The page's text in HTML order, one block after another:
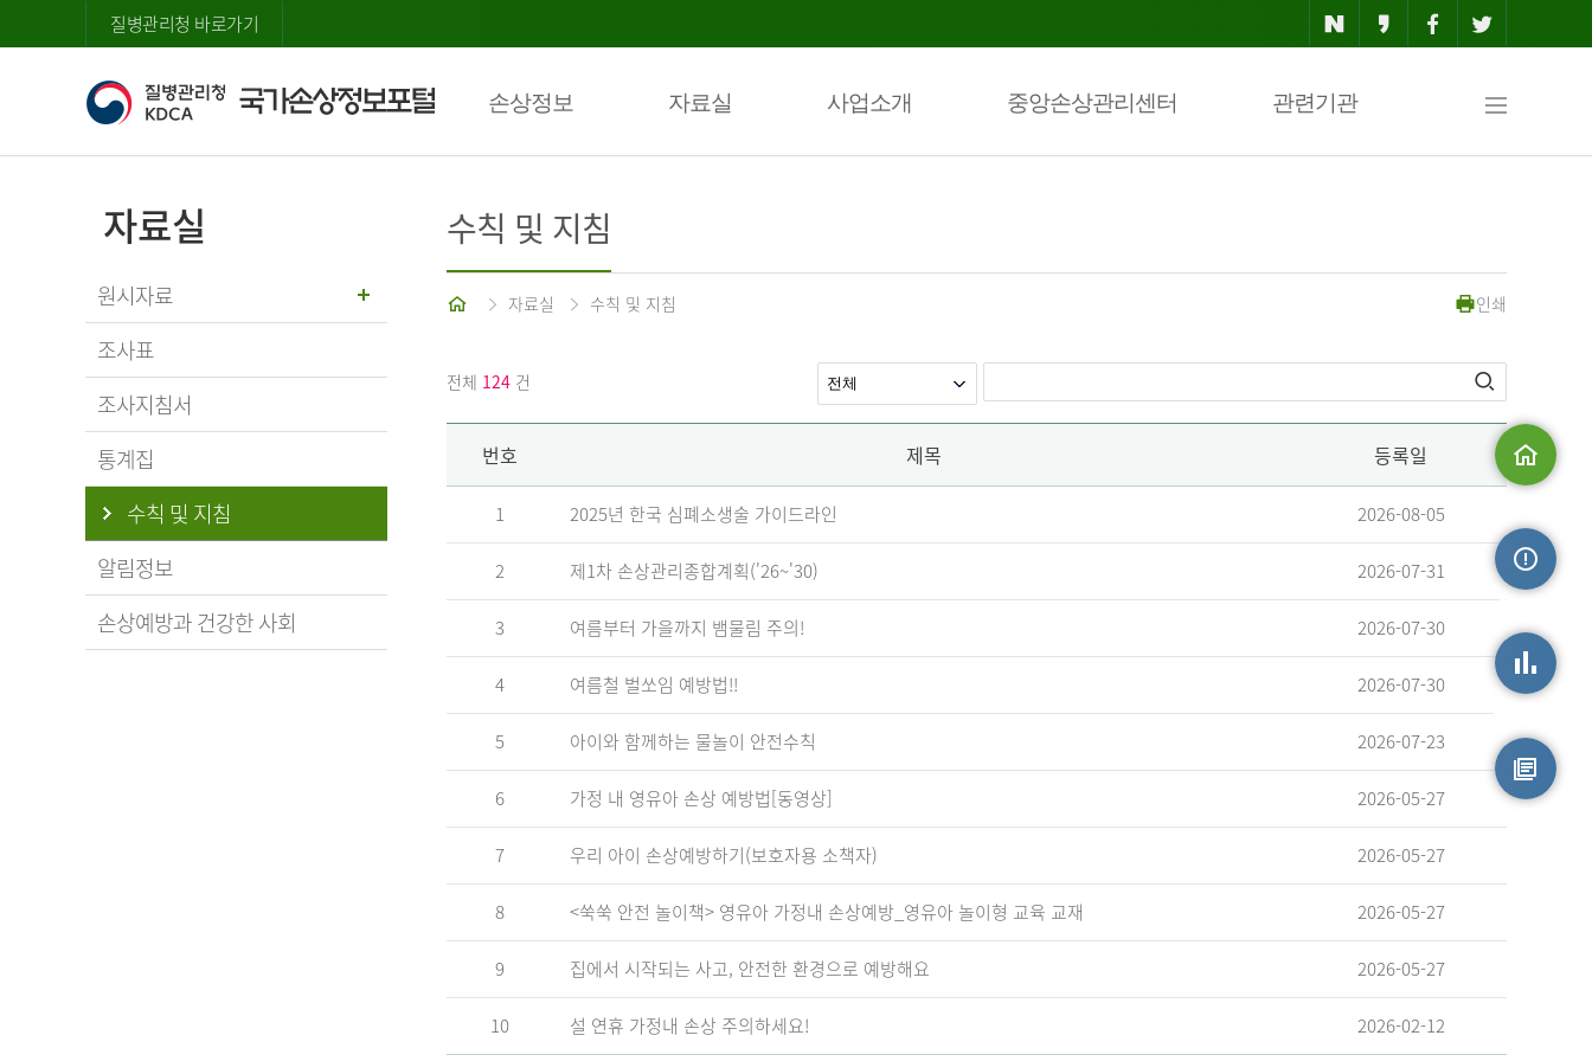
질병관리청 바로가기
손상정보 자료실 사업소개 중앙손상관리센터 관련기관
맵
자료실
원시자료
조사표
조사지침서
통계집
수칙 및 지침
알림정보
손상예방과 건강한 사회
수칙 및 지침
자료실 수칙 및 지침 인쇄
전체 124 건
번호 제목 등록일
1 2025년 한국 심폐소생술 가이드라인 2026-08-05
2 제1차 손상관리종합계획('26~'30) 2026-07-31
3 여름부터 가을까지 뱀물림 주의! 2026-07-30
4 여름철 벌쏘임 예방법!! 2026-07-30
5 아이와 함께하는 물놀이 안전수칙 2026-07-23
6 가정 내 영유아 손상 예방법[동영상] 2026-05-27
7 우리 아이 손상예방하기(보호자용 소책자) 2026-05-27
8 <쑥쑥 안전 놀이책> 영유아 가정내 손상예방_영유아 놀이형 교육 교재 2026-05-27
9 집에서 시작되는 사고, 안전한 환경으로 예방해요 2026-05-27
10 설 연휴 가정내 손상 주의하세요! 2026-02-12
손상정보